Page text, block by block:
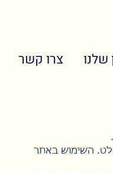
שלנו צרו קשר
השימוש באתר